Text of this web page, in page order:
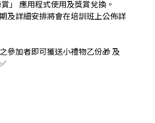
」 應用程式使用及獎賞兌換。
及詳細安排將會在培訓班上公佈詳
參加者即可獲送小禮物乙份🎁 及